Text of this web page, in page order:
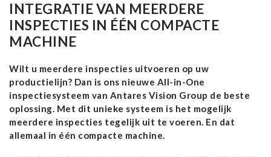
INTEGRATIE VAN MEERDERE
INSPECTIES IN ÉÉN COMPACTE
MACHINE
Wilt u meerdere inspecties uitvoeren op uw
productielijn? Dan is ons nieuwe All-in-One
inspectiesysteem van Antares Vision Group de beste
oplossing. Met dit unieke systeem is het mogelijk
meerdere inspecties tegelijk uit te voeren. En dat
allemaal in één compacte machine.